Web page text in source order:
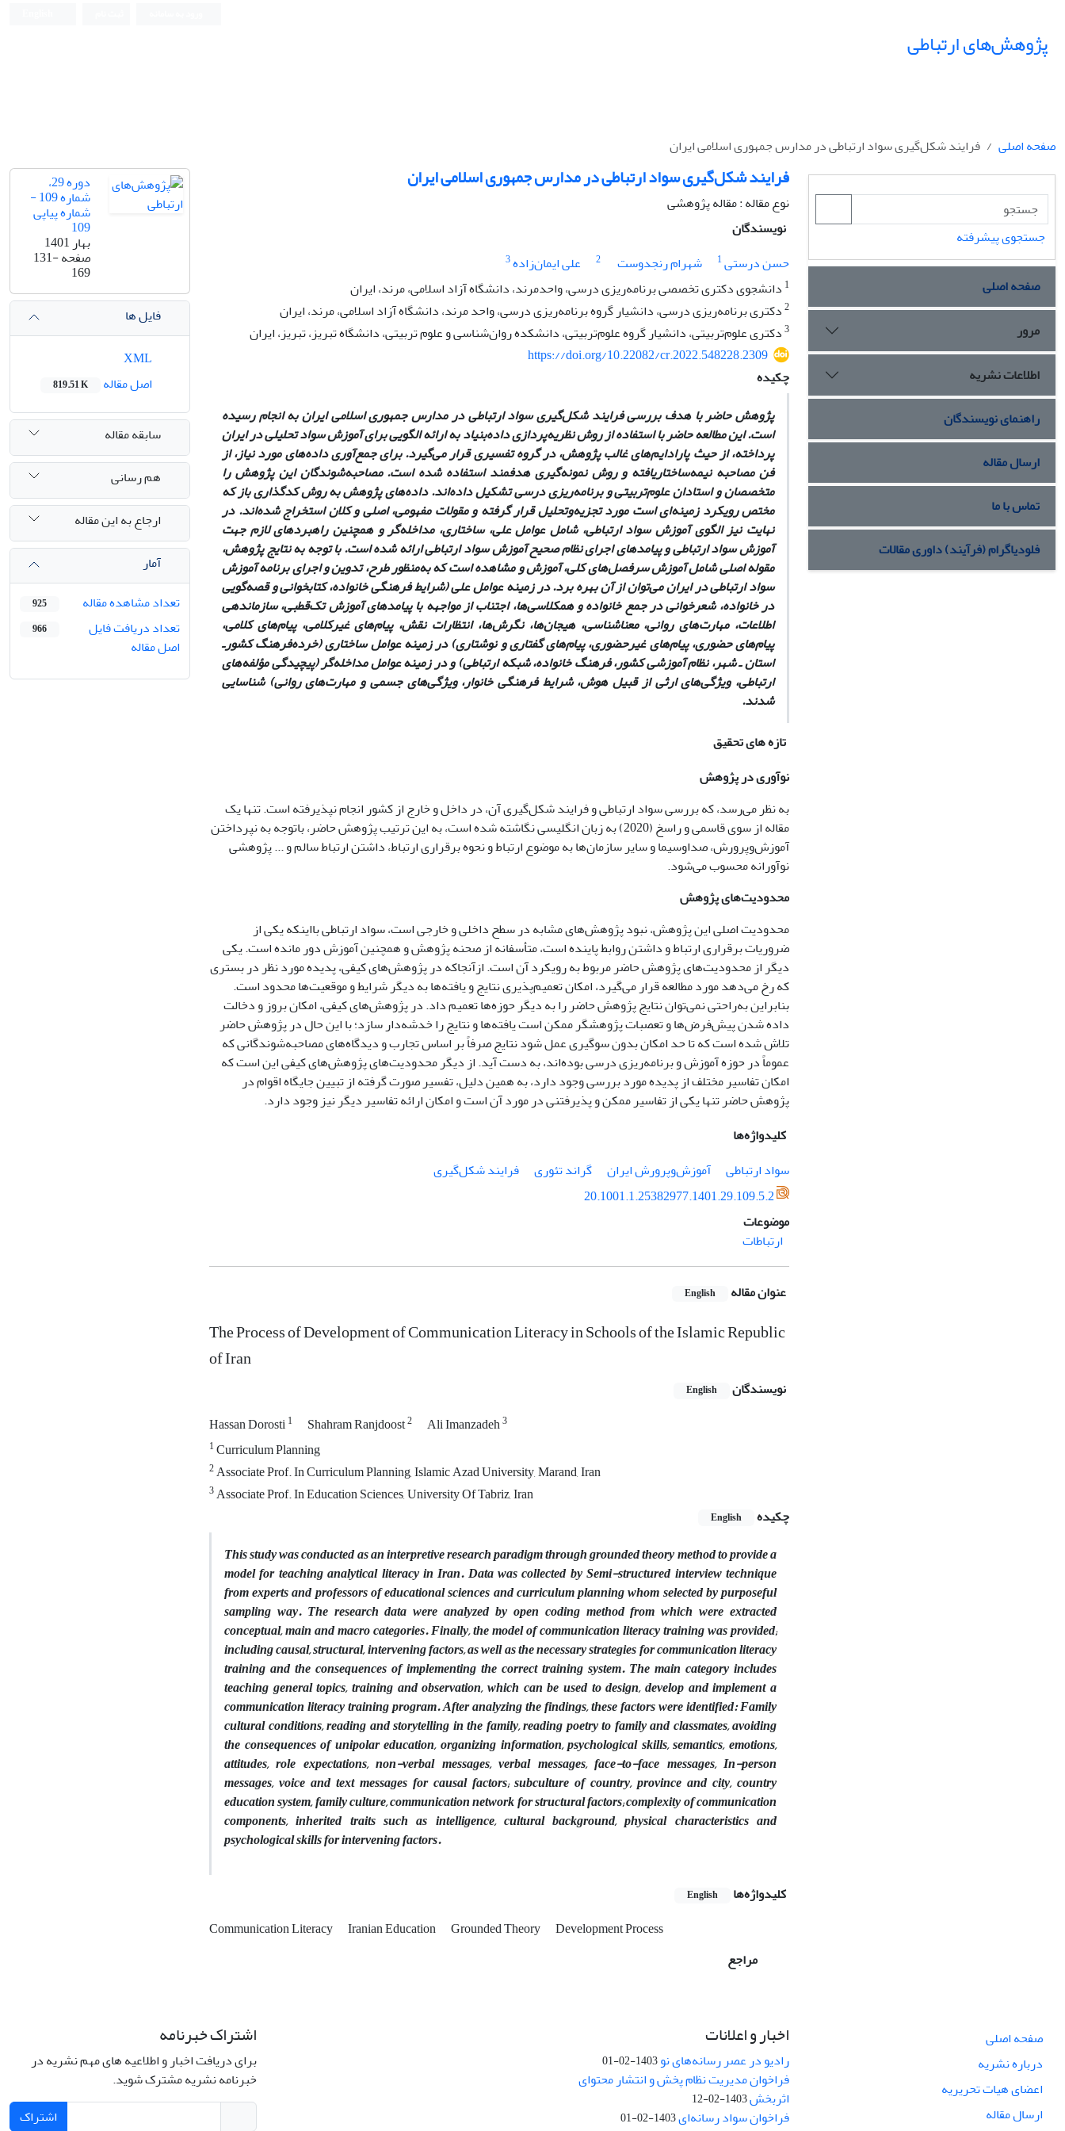
پژوهش‌های ارتباطی
صفحه اصلی فرایند شکل‌گیری سواد ارتباطی در مدارس جمهوری اسلامی ایران
فرایند شکل‌گیری سواد ارتباطی در مدارس جمهوری اسلامی ایران
نوع مقاله : مقاله پژوهشی
نویسندگان
حسن درستی1 شهرام رنجدوست 2 علی ایمان‌زاده3
1 دانشجوی دکتری تخصصی برنامه‌ریزی درسی، واحدمرند، دانشگاه آزاد اسلامی، مرند، ایران
2دکتری برنامه‌ریزی درسی، دانشیار گروه برنامه‌ریزی درسی، واحد مرند، دانشگاه آزاد اسلامی، مرند، ایران
3دکتری علوم‌تربیتی، دانشیار گروه علوم‌تربیتی، دانشکده روان‌شناسی و علوم تربیتی، دانشگاه تبریز، تبریز، ایران
https://doi.org/10.22082/cr.2022.548228.2309
چکیده
پژوهش حاضر با هدف بررسی فرایند شکل‌گیری سواد ارتباطی در مدارس جمهوری اسلامی ایران به انجام رسیده
است. این مطالعه حاضر با استفاده از روش نظریه‌پردازی داده‌بنیاد به ارائه الگویی برای آموزش سواد تحلیلی در ایران
پرداخته، از حیث پارادایم‌های غالب پژوهش، در گروه تفسیری قرار می‌گیرد. برای جمع‌آوری داده‌های مورد نیاز، از
فن مصاحبه نیمه‌ساختاریافته و روش نمونه‌گیری هدفمند استفاده شده است. مصاحبه‌شوندگان این پژوهش را
متخصصان و استادان علوم‌تربیتی و برنامه‌ریزی درسی تشکیل داده‌اند. داده‌های پژوهش به روش کدگذاری باز که
مختص رویکرد زمینه‌ای است مورد تجزیه‌وتحلیل قرار گرفته و مقولات مفهومی، اصلی و کلان استخراج شده‌اند. در
نهایت نیز الگوی آموزش سواد ارتباطی، شامل عوامل علی، ساختاری، مداخله‌گر و همچنین راهبردهای لازم جهت
آموزش سواد ارتباطی و پیامدهای اجرای نظام صحیح آموزش سواد ارتباطی ارائه شده است. با توجه به نتایج پژوهش،
مقوله اصلی شامل آموزش سرفصل‌های کلی، آموزش و مشاهده است که به‌منظور طرح، تدوین و اجرای برنامه آموزش
سواد ارتباطی در ایران می‌توان از آن بهره برد. در زمینه عوامل علی (شرایط فرهنگی خانواده، کتابخوانی و قصه‌گویی
در خانواده، شعرخوانی در جمع خانواده و همکلاسی‌ها، اجتناب از مواجهه با پیامدهای آموزش تک‌قطبی، سازماندهی
اطلاعات، مهارت‌های روانی، معناشناسی، هیجان‌ها، نگرش‌ها، انتظارات نقش، پیام‌های غیرکلامی، پیام‌های کلامی،
پیام‌های حضوری، پیام‌های غیرحضوری، پیام‌های گفتاری و نوشتاری) در زمینه عوامل ساختاری (خرده‌فرهنگ کشورـ
استان ـ شهر، نظام آموزشی کشور، فرهنگ خانواده، شبکه ارتباطی) و در زمینه عوامل مداخله‌گر (پیچیدگی مؤلفه‌های
ارتباطی، ویژگی‌های ارثی از قبیل هوش، شرایط فرهنگی خانوار، ویژگی‌های جسمی و مهارت‌های روانی) شناسایی
شدند.
تازه های تحقیق
نوآوری در پژوهش
به نظر می‌رسد، که بررسی سواد ارتباطی و فرایند شکل‌گیری آن، در داخل و خارج از کشور انجام نپذیرفته است. تنها یک
مقاله از سوی قاسمی و راسخ (2020) به زبان انگلیسی نگاشته شده است، به این ترتیب پژوهش حاضر، باتوجه به نپرداختن
آموزش‌وپرورش، صداوسیما و سایر سازمان‌ها به موضوع ارتباط و نحوه برقراری ارتباط، داشتن ارتباط سالم و ... پژوهشی
نوآورانه محسوب می‌شود.
محدودیت‌های پژوهش
محدودیت اصلی این پژوهش، نبود پژوهش‌های مشابه در سطح داخلی و خارجی است، سواد ارتباطی بااینکه یکی از
ضروریات برقراری ارتباط و داشتن روابط پاینده است، متأسفانه از صحنه پژوهش و همچنین آموزش دور مانده است. یکی
دیگر از محدودیت‌های پژوهش حاضر مربوط به رویکرد آن است. ازآنجاکه در پژوهش‌های کیفی، پدیده مورد نظر در بستری
که رخ می‌دهد مورد مطالعه قرار می‌گیرد، امکان تعمیم‌پذیری نتایج و یافته‌ها به دیگر شرایط و موقعیت‌ها محدود است.
بنابراین به‌راحتی نمی‌توان نتایج پژوهش حاضر را به دیگر حوزه‌ها تعمیم داد. در پژوهش‌های کیفی، امکان بروز و دخالت
داده شدن پیش‌فرض‌ها و تعصبات پژوهشگر ممکن است یافته‌ها و نتایج را خدشه‌دار سازد؛ با این حال در پژوهش حاضر
تلاش شده است که تا حد امکان بدون سوگیری عمل شود نتایج صرفاً بر اساس تجارب و دیدگاه‌های مصاحبه‌شوندگانی که
عموماً در حوزه آموزش و برنامه‌ریزی درسی بوده‌اند، به دست آید. از دیگر محدودیت‌های پژوهش‌های کیفی این است که
امکان تفاسیر مختلف از پدیده مورد بررسی وجود دارد، به همین دلیل، تفسیر صورت گرفته از تبیین جایگاه اقوام در
پژوهش حاضر تنها یکی از تفاسیر ممکن و پذیرفتنی در مورد آن است و امکان ارائه تفاسیر دیگر نیز وجود دارد.
کلیدواژه‌ها
سواد ارتباطی
آموزش‌وپرورش ایران گراند تئوری
فرایند شکل‌گیری
20.1001.1.25382977.1401.29.109.5.2
موضوعات
ارتباطات
عنوان مقاله English
The Process of Development of Communication Literacy in Schools of the Islamic Republic
of Iran
نویسندگان English
Hassan Dorosti1 Shahram Ranjdoost2 Ali Imanzadeh3
1Curriculum Planning
2Associate Prof. In Curriculum Planning, Islamic Azad University, Marand, Iran
3Associate Prof. In Education Sciences, University Of Tabriz, Iran
چکیده
English
This study was conducted as an interpretive research paradigm through grounded theory method to provide a
model for teaching analytical literacy in Iran. Data was collected by Semi-structured interview technique
from experts and professors of educational sciences and curriculum planning whom selected by purposeful
sampling way. The research data were analyzed by open coding method from which were extracted
conceptual, main and macro categories. Finally, the model of communication literacy training was provided;
including causal, structural, intervening factors, as well as the necessary strategies for communication literacy
training and the consequences of implementing the correct training system. The main category includes
teaching general topics, training and observation, which can be used to design, develop and implement a
communication literacy training program. After analyzing the findings, these factors were identified: Family
cultural conditions, reading and storytelling in the family, reading poetry to family and classmates, avoiding
the consequences of unipolar education, organizing information, psychological skills, semantics, emotions,
attitudes, role expectations, non-verbal messages, verbal messages, face-to-face messages, In-person
messages, voice and text messages for causal factors; subculture of country, province and city, country
education system, family culture, communication network for structural factors; complexity of communication
components, inherited traits such as intelligence, cultural background, physical characteristics and
psychological skills for intervening factors.
کلیدواژه‌ها English
Communication Literacy Iranian Education Grounded Theory
Development Process
مراجع
دوره 29،
شماره 109 -
شماره پیاپی
109
بهار 1401
صفحه131-
169
فایل ها
اصل مقاله
819.51 K
سابقه مقاله
هم رسانی
ارجاع به این مقاله
آمار
تعداد مشاهده مقاله
925
تعداد دریافت فایل
اصل مقاله
966
جستجوی پیشرفته
صفحه اصلی
مرور
اطلاعات نشریه
راهنمای نویسندگان
ارسال مقاله
تماس با ما
فلودیاگرام (فرآیند) داوری مقالات
صفحه اصلی
درباره نشریه
اعضای هیات تحریریه
ارسال مقاله
اخبار و اعلانات
رادیو در عصر رسانه‌های نو1403-02-01
فراخوان مدیریت نظام پخش و انتشار محتوای
اثربخش1403-02-12
فراخوان سواد رسانه‌ای1403-02-01
اشتراک خبرنامه
برای دریافت اخبار و اطلاعیه های مهم نشریه در
خبرنامه نشریه مشترک شوید.
اشتراک